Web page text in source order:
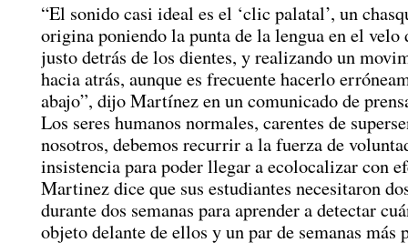
“El sonido casi ideal es el ‘clic palatal’, un
origina poniendo la punta de la lengua en el velo
justo detrás de los dientes, y realizando un
hacia atrás, aunque es frecuente hacerlo
abajo”, dijo Martínez en un comunicado de
Los seres humanos normales, carentes de
nosotros, debemos recurrir a la fuerza de
insistencia para poder llegar a ecolocalizar con
Martinez dice que sus estudiantes necesitaron
durante dos semanas para aprender a detectar
objeto delante de ellos y un par de semanas más